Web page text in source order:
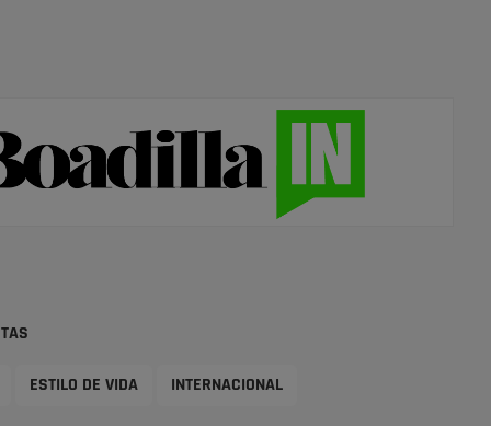
ESTILO DE VIDA INTERNACIONAL